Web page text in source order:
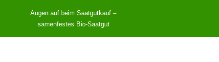
Augen auf beim Saatgutkauf –
samenfestes Bio-Saatgut